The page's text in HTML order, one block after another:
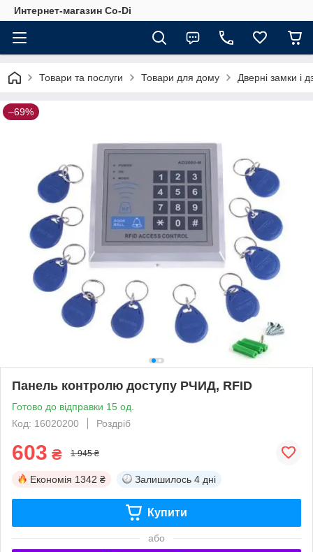
Интернет-магазин Co-Di
Товари та послуги Товари для дому Дверні замки і
–69%
Панель контролю доступу РЧИД, RFID
Готово до відправки 15 од.
Код: 16020200
Роздріб
603 ₴ 1 945 ₴
Економія 1342 ₴ Залишилось 4 дні
Купити
або